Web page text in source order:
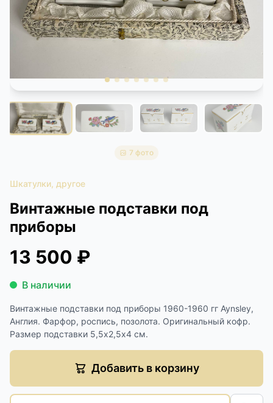
КОНТАКТЫ
ДОСТАВКА И ОПЛАТА
7 фото
Шкатулки, другое
Винтажные подставки под
приборы
13 500 ₽
В наличии
Винтажные подставки под приборы 1960-1960 гг Aynsley,
Англия. Фарфор, роспись, позолота. Оригинальный кофр.
Размер подставки 5,5х2,5х4 см.
Добавить в корзину